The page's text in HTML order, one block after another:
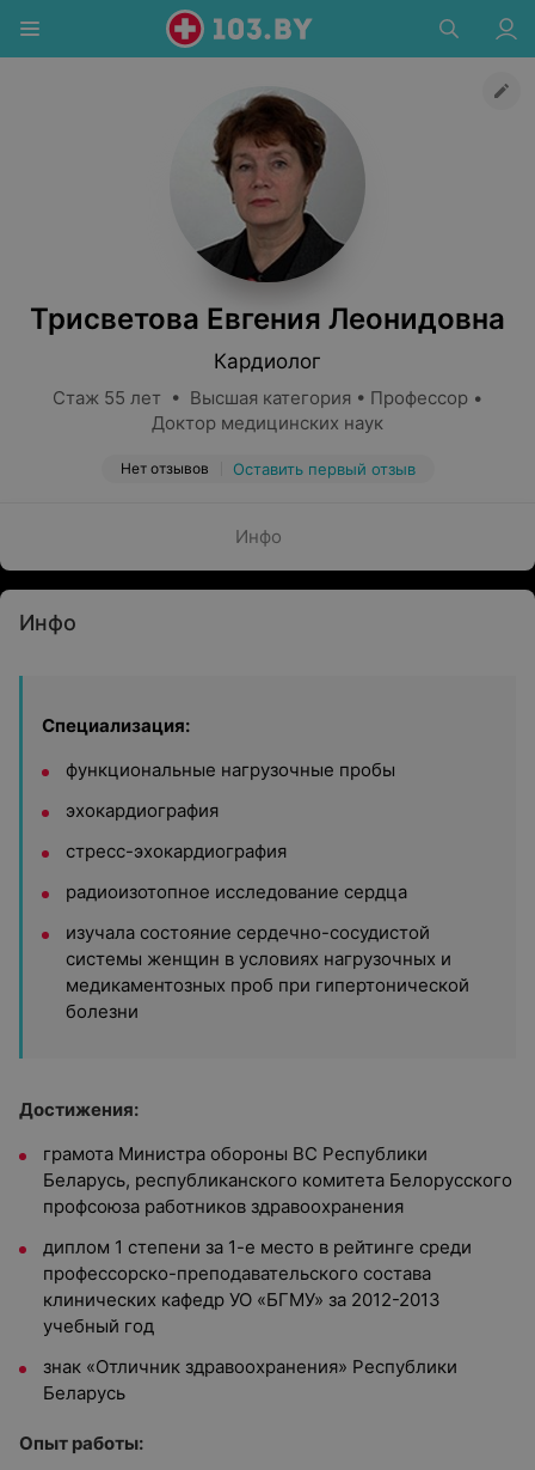
Трисветова Евгения Леонидовна
Кардиолог
Стаж 55 лет • Высшая категория • Профессор •
Доктор медицинских наук
Нет отзывов Оставить первый отзыв
Инфо
Инфо
Специализация:
функциональные нагрузочные пробы
эхокардиография
стресс-эхокардиография
радиоизотопное исследование сердца
изучала состояние сердечно-сосудистой
системы женщин в условиях нагрузочных и
медикаментозных проб при гипертонической
болезни
Достижения:
грамота Министра обороны ВС Республики
Беларусь, республиканского комитета Белорусского
профсоюза работников здравоохранения
диплом 1 степени за 1-е место в рейтинге среди
профессорско-преподавательского состава
клинических кафедр УО «БГМУ» за 2012-2013
учебный год
знак «Отличник здравоохранения» Республики
Беларусь
Опыт работы: